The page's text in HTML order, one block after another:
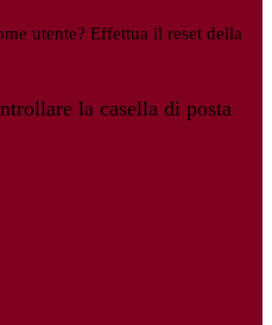
utente? Effettua il reset della
la casella di posta